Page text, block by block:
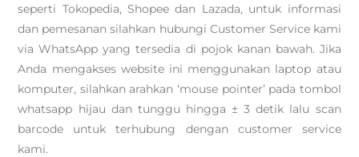
seperti Tokopedia, Shopee dan Lazada, untuk informasi
dan pemesanan silahkan hubungi Customer Service kami
via WhatsApp yang tersedia di pojok kanan bawah. Jika
Anda mengakses website ini menggunakan laptop atau
komputer, silahkan arahkan ‘mouse pointer’ pada tombol
whatsapp hijau dan tunggu hingga ± 3 detik lalu scan
barcode untuk terhubung dengan customer service
kami.